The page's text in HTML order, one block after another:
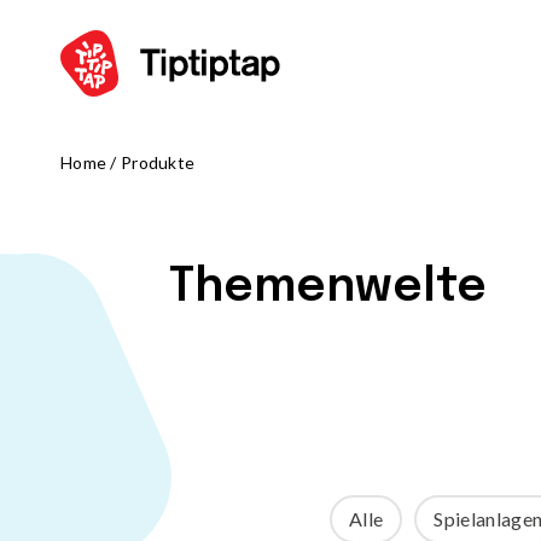
Sand - und
Balance-
Home/ Produkte
Themenwelte
Alle Spielanlagen